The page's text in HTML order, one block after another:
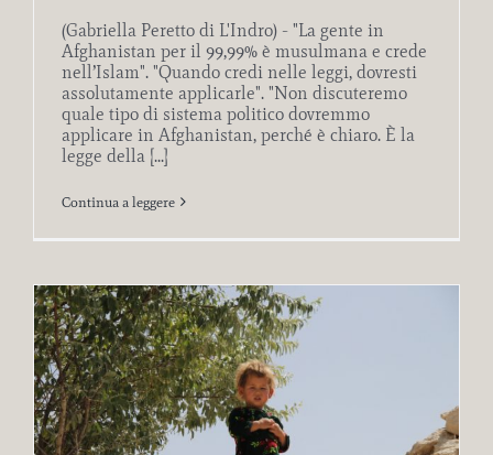
(Gabriella Peretto di L'Indro) - "La gente in
Afghanistan per il 99,99% è musulmana e crede
nell’Islam". "Quando credi nelle leggi, dovresti
assolutamente applicarle". "Non discuteremo
quale tipo di sistema politico dovremmo
applicare in Afghanistan, perché è chiaro. È la
legge della [...]
Continua a leggere